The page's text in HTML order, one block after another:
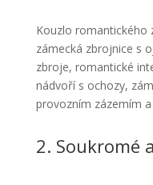
Kouzlo romantického
zámecká zbrojnice s
zbroje, romantické
nádvoří s ochozy,
provozním zázemím
2. Soukromé